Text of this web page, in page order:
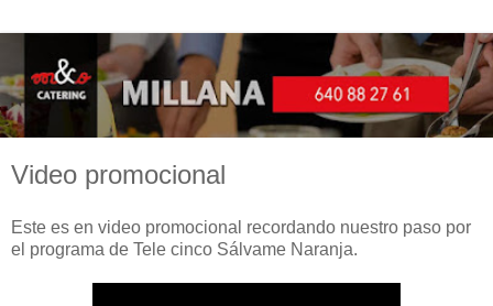
Video promocional
Este es en video promocional recordando nuestro paso por
el programa de Tele cinco Sálvame Naranja.